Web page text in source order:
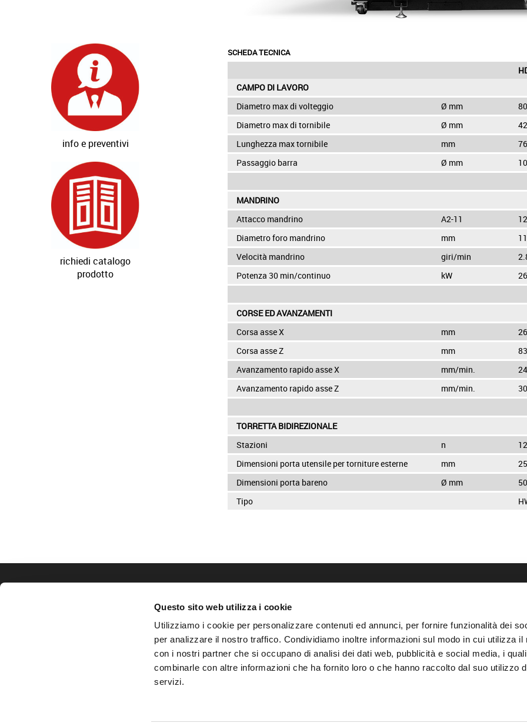
Questo sito web utilizza i cookie
Utilizziamo i cookie per personalizzare contenuti ed annunci, per fornire funzionalità dei
per analizzare il nostro traffico. Condividiamo inoltre informazioni sul modo in cui utilizza il
con i nostri partner che si occupano di analisi dei dati web, pubblicità e social media, i
combinarle con altre informazioni che ha fornito loro o che hanno raccolto dal suo utilizzo
servizi.
info e preventivi
richiedi catalogo
prodotto
SCHEDA TECNICA
CAMPO DI LAVORO
Diametro max di volteggio
Ø mm
Diametro max di tornibile
Ø mm
Lunghezza max tornibile
mm
Passaggio barra
Ø mm
MANDRINO
Attacco mandrino
A2-11
Diametro foro mandrino
mm
Velocità mandrino
giri/min
Potenza 30 min/continuo
kW
CORSE ED AVANZAMENTI
Corsa asse X
mm
Corsa asse Z
mm
Avanzamento rapido asse X
mm/min.
Avanzamento rapido asse Z
mm/min.
TORRETTA BIDIREZIONALE
Stazioni
n
12
Dimensioni porta utensile per torniture esterne
mm
Dimensioni porta bareno
Ø mm
50
Tipo
commerciale@vimacchine.it
Cookie policy
Modifica il consenso ai